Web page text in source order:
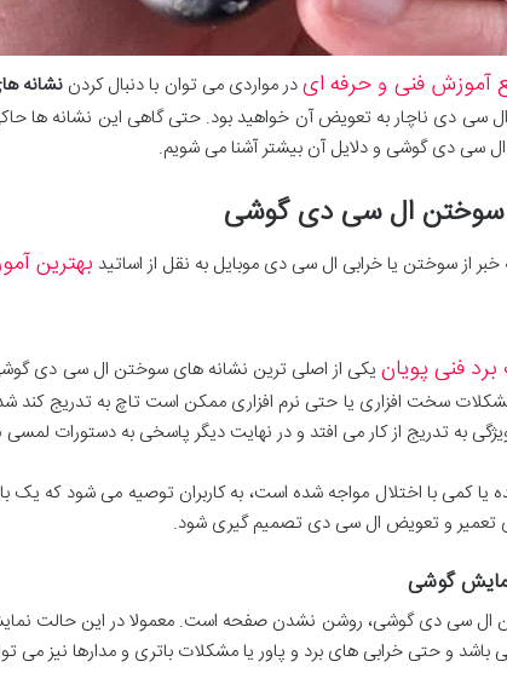
آموزش فنی و حرفه ایدر مواردی می توان با دنبال کردننشانه
سی دی ناچار به تعویض آن خواهید بود. حتی گاهی این نشانه ها
ال سی دی گوشی و دلایل آن بیشتر آشنا می شویم.
سوختن ال سی دی گوشی
خبر از سوختن یا خرابی ال سی دی موبایل به نقل از اساتید بهترین
فنی پویانیکی از اصلی ترین نشانه های سوختن ال سی دی گوشی
سخت افزاری یا حتی نرم افزاری ممکن است تاچ به تدریج کند شده
به تدریج از کار می افتد و در نهایت دیگر پاسخی به دستورات
یا کمی با اختلال مواجه شده است، به کاربران توصیه می شود که
تعمیر و تعویض ال سی دی تصمیم گیری شود.
گوشی
ال سی دی گوشی، روشن نشدن صفحه است. معمولا در این حالت
باشد و حتی خرابی های برد و پاور یا مشکلات باتری و مدارها نیز می